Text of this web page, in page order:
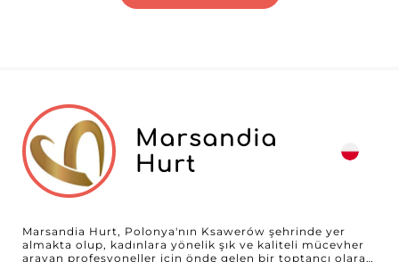
Marsandia
Hurt
Marsandia Hurt, Polonya'nın Ksawerów şehrinde yer
almakta olup, kadınlara yönelik şık ve kaliteli mücevher
arayan profesyoneller için önde gelen bir toptancı olarak